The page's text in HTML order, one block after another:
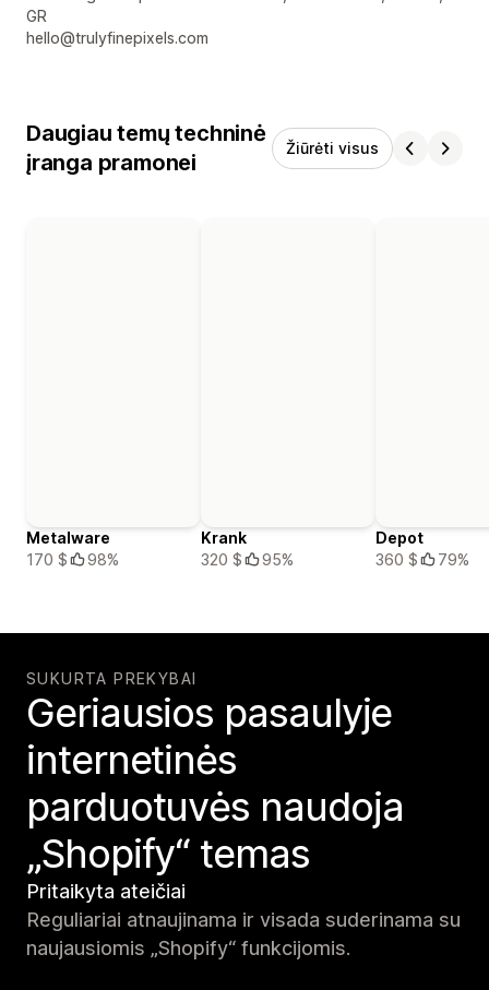
GR
hello@trulyfinepixels.com
Daugiau temų techninė
įranga pramonei
Žiūrėti visus
Metalware
170 $
98%
Krank
320 $
95%
Depot
360 $
79%
SUKURTA PREKYBAI
Geriausios pasaulyje
internetinės
parduotuvės naudoja
„Shopify“ temas
Pritaikyta ateičiai
Reguliariai atnaujinama ir visada suderinama su
naujausiomis „Shopify“ funkcijomis.